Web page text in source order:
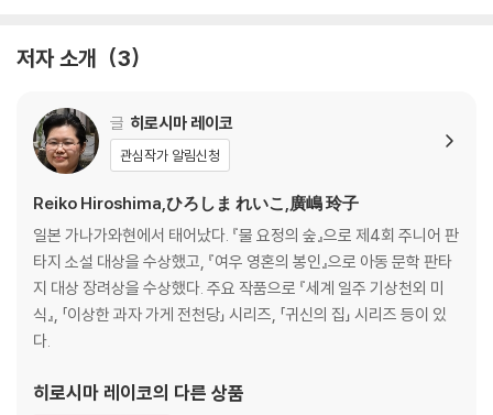
다』 시리즈 2권이 출간되었다. 센야의 영혼을 간직한 요괴 아이 센키치와
요괴 돌보미 야스케 앞에 새로운 모험이 펼쳐진다.
[도서] 요괴의 아이를 키우고 있습니다 3
국내 판타지 1위 작가 히로시마 레이코의 본격 요괴 육아 판타지
『요괴의 아이를 돌봐드립니다』 시리즈가 시즌 2로 돌아왔다!
내 소원은 센키치가 웃는 거야.
앞으로도 쭉, 그 애가 행복했으면 해.
됐다니? 쓰즈미마루는 알고 보면……? 친숙하고 귀여운 요괴들의 일상을
그린 아홉 가지 이야기가 펼쳐진다! ‘요괴 오리지널 캐릭터’ 응모를 통해 선
『요괴의 아이를 키우고 있습니다 2』
프롤로그
1. 수련의 시작
2. 화가 난 센키치
3. 견신들
4. 첫 주술
5. 수달 요괴
6. 돌아오지 않는 쓰오
7. 쓰오의 행방
9. 재계
저자 소개 3
글 히로시마 레이코
관심작가 알림신청
Reiko Hiroshima,ひろしま れいこ,廣嶋 玲子
일본 가나가와현에서 태어났다. 『물 요정의 숲』으로 제4회 주니어 판
타지 소설 대상을 수상했고, 『여우 영혼의 봉인』으로 아동 문학 판타
지 대상 장려상을 수상했다. 주요 작품으로 『세계 일주 기상천외 미
식』, 「이상한 과자 가게 전천당」 시리즈, 「귀신의 집」 시리즈 등이 있
다.
히로시마 레이코의 다른 상품